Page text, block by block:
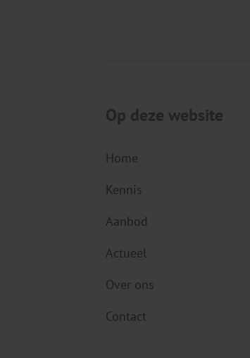
Op deze website
Home
Kennis
Aanbod
Actueel
Over ons
Contact